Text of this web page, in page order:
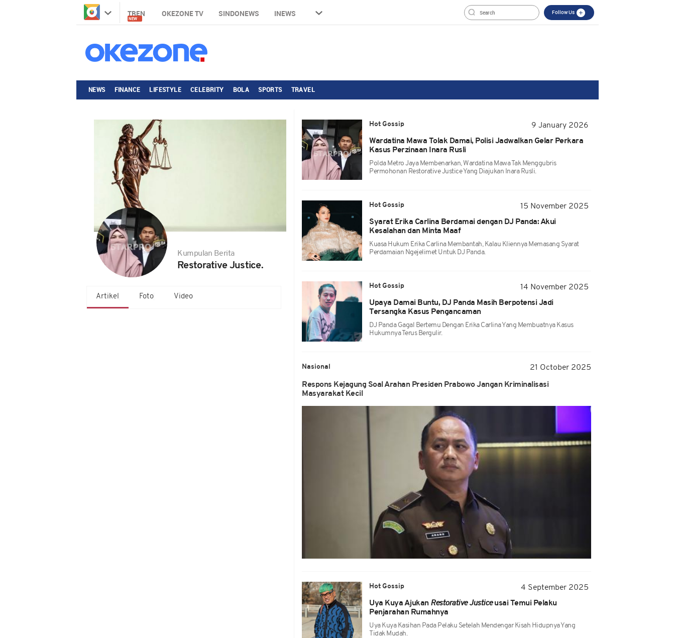
TREN
NEW
OKEZONE TV SINDONEWS INEWS Follow Us
NEWS FINANCE LIFESTYLE CELEBRITY BOLA SPORTS TRAVEL
Kumpulan Berita
Restorative Justice.
Artikel Foto Video
Hot Gossip
9 January 2026
Wardatina Mawa Tolak Damai, Polisi Jadwalkan Gelar Perkara
Kasus Perzinaan Inara Rusli
Polda Metro Jaya Membenarkan, Wardatina Mawa Tak Menggubris
Permohonan Restorative Justice Yang Diajukan Inara Rusli.
Hot Gossip
15 November 2025
Syarat Erika Carlina Berdamai dengan DJ Panda: Akui
Kesalahan dan Minta Maaf
Kuasa Hukum Erika Carlina Membantah, Kalau Kliennya Memasang Syarat
Perdamaian Ngejelimet Untuk DJ Panda.
Hot Gossip
14 November 2025
Upaya Damai Buntu, DJ Panda Masih Berpotensi Jadi
Tersangka Kasus Pengancaman
DJ Panda Gagal Bertemu Dengan Erika Carlina Yang Membuatnya Kasus
Hukumnya Terus Bergulir.
Nasional 21 October 2025
Respons Kejagung Soal Arahan Presiden Prabowo Jangan Kriminalisasi
Masyarakat Kecil
Hot Gossip
4 September 2025
Uya Kuya Ajukan Restorative Justiceusai Temui Pelaku
Penjarahan Rumahnya
Uya Kuya Kasihan Pada Pelaku Setelah Mendengar Kisah Hidupnya Yang
Tidak Mudah.